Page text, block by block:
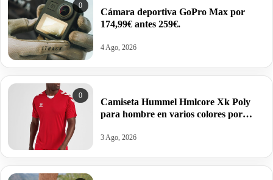
0
Cámara deportiva GoPro Max por
174,99€ antes 259€.
4 Ago, 2026
0
Camiseta Hummel Hmlcore Xk Poly
para hombre en varios colores por
3 Ago, 2026